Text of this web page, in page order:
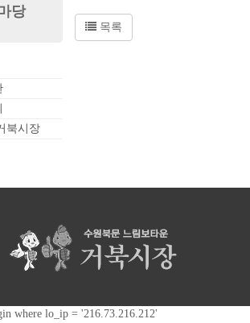
당
북시장
목록
where lo_ip = '216.73.216.212'